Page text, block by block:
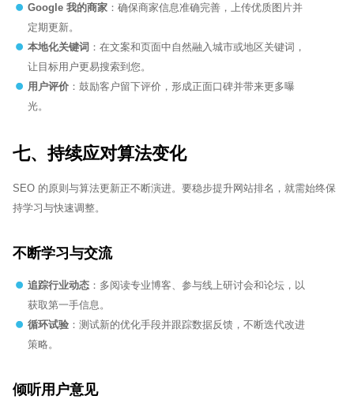
Google我的商家 ：确保商家信息准确完善，上传优质图片并
定期更新。
本地化关键词 ：在文案和页面中自然融入城市或地区关键词，
让目标用户更易搜索到您。
用户评价 ：鼓励客户留下评价，形成正面口碑并带来更多曝
光。
七、持续应对算法变化
SEO 的原则与算法更新正不断演进。要稳步提升网站排名，就需始终保
持学习与快速调整。
不断学习与交流
追踪行业动态 ：多阅读专业博客、参与线上研讨会和论坛，以
获取第一手信息。
循环试验 ：测试新的优化手段并跟踪数据反馈，不断迭代改进
策略。
倾听用户意见